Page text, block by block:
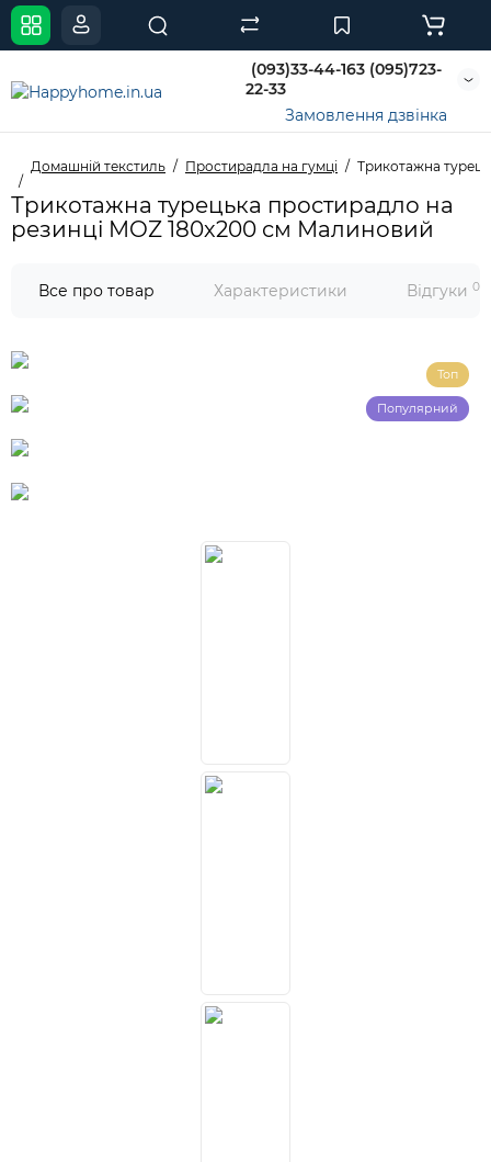
(093)33-44-163 (095)723-
22-33
Замовлення дзвінка
Домашній текстиль Простирадла на гумці Трикотажна
Трикотажна турецька простирадло на
резинці MOZ 180х200 см Малиновий
Все про товар Характеристики Відгуки 0
Топ
Популярний